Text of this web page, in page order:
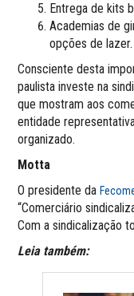
Entrega de kits
Academias de
opções de lazer.
Consciente desta
paulista investe na
que mostram aos
entidade
organizado.
Motta
O presidente da
“Comerciário
Com a sindicalização
Leia também: